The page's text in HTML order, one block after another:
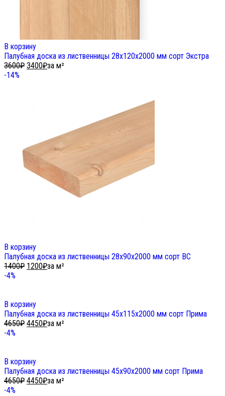
В корзину
Палубная доска из лиственницы 28х120х2000 мм сорт Экстра
3600₽ 3400₽за м²
-14%
В корзину
Палубная доска из лиственницы 28х90х2000 мм сорт ВС
1400₽ 1200₽за м²
-4%
В корзину
Палубная доска из лиственницы 45х115х2000 мм сорт Прима
4650₽ 4450₽за м²
-4%
В корзину
Палубная доска из лиственницы 45х90х2000 мм сорт Прима
4650₽ 4450₽за м²
-4%